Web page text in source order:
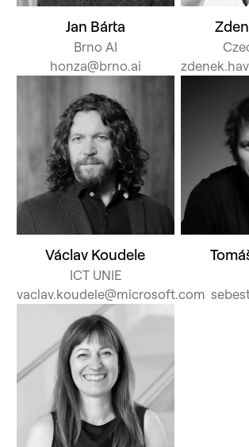
Jan Bárta
Brno AI
honza@brno.ai
Václav Koudele
ICT UNIE
vaclav.koudele@microsoft.com